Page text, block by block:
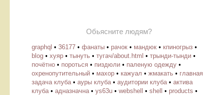
Обьясните людям?
graphql • 36177 • фанаты • рачок • мандюк • кпиногрыз •
blog • хуяр • тынуть • тугач/about.html • трынди-тынди •
почётно • пороться • пиздюли • паленую одежду •
охренопутительный • махор • кажуал • жмакать • главная
задача клуба • ауры клуба • аудитории клуба • актива
клуба • адназначна • ys63u • webshell • shell • products •